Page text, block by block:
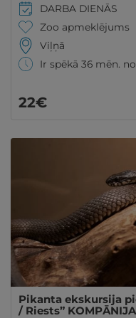
DARBA DIENĀS
Zoo apmeklējums
Viļņā
Ir spēkā 36 mēn.
22€
Pikanta ekskursija
/ Riests”